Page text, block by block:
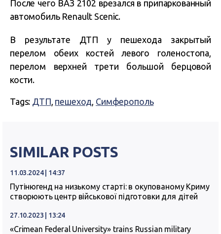
После чего ВАЗ 2102 врезался в припаркованный
автомобиль Renault Scenic.
В результате ДТП у пешехода закрытый
перелом обеих костей левого голеностопа,
перелом верхней трети большой берцовой
кости.
Tags: ДТП, пешеход, Симферополь
SIMILAR POSTS
11.03.2024 | 14:37
Путінюгенд на низькому старті: в окупованому Криму
створюють центр військової підготовки для дітей
27.10.2023 | 13:24
«Crimean Federal University» trains Russian military